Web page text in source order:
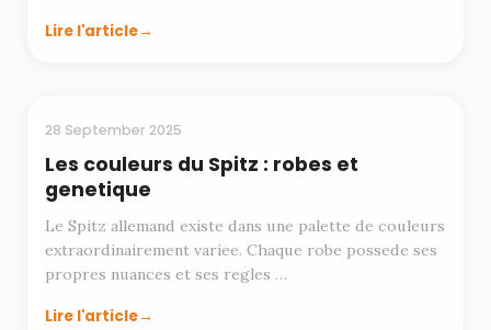
Lire l'article
RACES
28 September 2025
Les couleurs du Spitz : robes et
genetique
Le Spitz allemand existe dans une palette de couleurs
extraordinairement variee. Chaque robe possede ses
propres nuances et ses regles …
Lire l'article